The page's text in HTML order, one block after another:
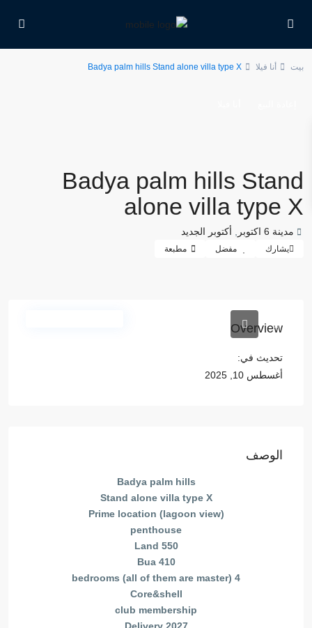
بيت أنا فيلا Badya palm hills Stand alone villa type X
Badya palm hills Stand
alone villa type X
مدينة 6 اكتوبر أكتوبر الجديد
يشارك مفضل مطبعة
Overview
تحديث في:
أغسطس 10, 2025
الوصف
Badya palm hills
Stand alone villa type X
Prime location (lagoon view)
penthouse
Land 550
Bua 410
4 bedrooms (all of them are master)
Core&shell
club membership